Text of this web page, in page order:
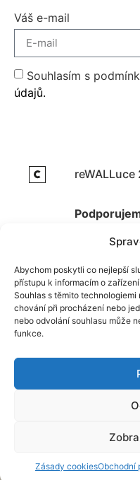
Abychom poskytli co nejlepší
přístupu k informacím o
Souhlas s těmito
chování při procházení nebo
nebo odvolání souhlasu může
funkce.
Zásady cookiesObchodní
Váš e-mail
Souhlasím s
údajů.
reWALLuce